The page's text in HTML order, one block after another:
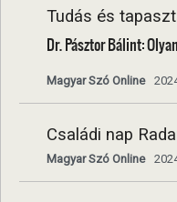
Tudás és
Dr. Pásztor Bálint:
Magyar Szó Online
Családi nap
Magyar Szó Online